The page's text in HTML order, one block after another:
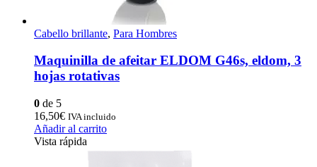
Cabello brillante, Para Hombres
Maquinilla de afeitar ELDOM G46s, eldom, 3
hojas rotativas
0 de 5
16,50€ IVA incluido
Añadir al carrito
Vista rápida